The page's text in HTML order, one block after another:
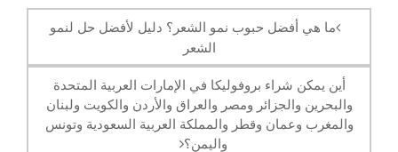
الملاحةما هي أفضل حبوب نمو الشعر؟ دليل لأفضل حل لنمو
الشعر
أين يمكن شراء بروفوليكا في الإمارات العربية المتحدة
والبحرين والجزائر ومصر والعراق والأردن والكويت ولبنان
والمغرب وعمان وقطر والمملكة العربية السعودية وتونس
واليمن؟